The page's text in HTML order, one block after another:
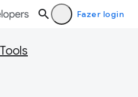
Fazer login